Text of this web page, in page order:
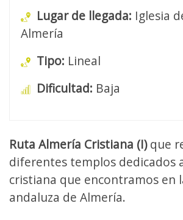
Lugar de llegada: Iglesia
Almería
Tipo: Lineal
Dificultad: Baja
Ruta Almería Cristiana (I)que
diferentes templos dedicados
cristiana que encontramos en
andaluza de Almería.